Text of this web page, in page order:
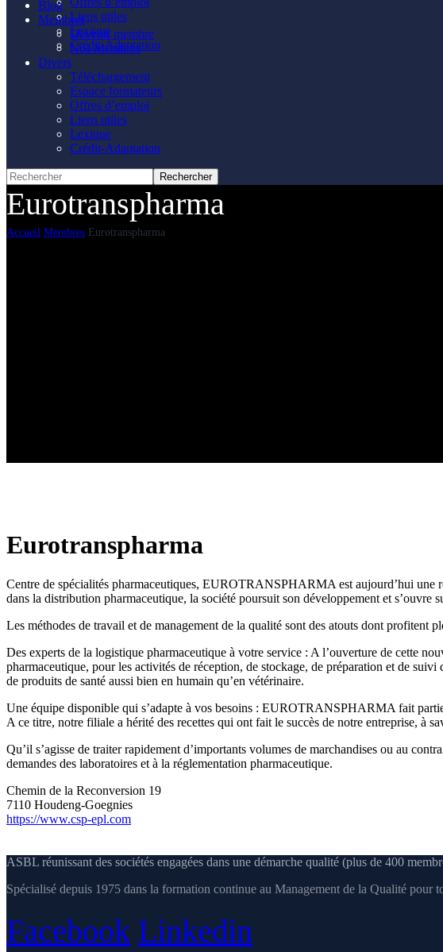
Liens utiles
Lexique
Crédit-Adaptation
Blog
Membres
Devenir membre
Nos Membres
Divers
Téléchargement
Espace formateurs
Offres d’emploi
Liens utiles
Lexique
Crédit-Adaptation
Eurotranspharma
Accueil Membres Eurotranspharma
Eurotranspharma
Centre de spécialités pharmaceutiques, EUROTRANSPHARMA est aujourd’hui une
dans la distribution pharmaceutique, la société poursuit son développement et s’ouvre
Les méthodes de travail et de management de la qualité sont des atouts dont profitent
Des experts de la logistique pharmaceutique à votre service : A l’ouverture de cette
pharmaceutique, pour les activités de réception, de stockage, de préparation et de
de produits de santé aussi bien en humain qu’en vétérinaire.
Une équipe disponible qui s’adapte à vos besoins : EUROTRANSPHARMA fait
A ce titre, notre filiale a hérité des recettes qui ont fait le succès de notre entreprise, à
Qu’il s’agisse de traiter rapidement d’importants volumes de marchandises ou au
demandes des laboratoires et à la réglementation pharmaceutique.
Chemin de la Reconversion 19
7110 Houdeng-Goegnies
https://www.csp-epl.com
ASBL réunissant des sociétés engagées dans une démarche qualité (plus de 400
Spécialisé depuis 1975 dans la formation continue au Management de la Qualité pour
Facebook Linkedin